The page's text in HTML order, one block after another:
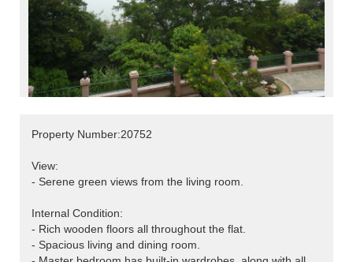
Property Number:20752
View:
- Serene green views from the living room.
Internal Condition:
- Rich wooden floors all throughout the flat.
- Spacious living and dining room.